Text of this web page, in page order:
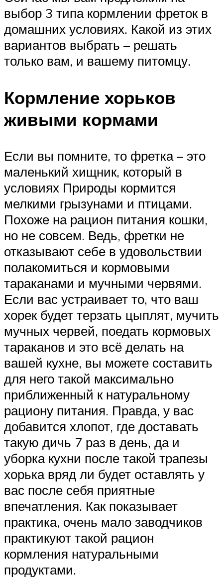
выбор 3 типа кормлении фреток в
домашних условиях. Какой из этих
вариантов выбрать – решать
только вам, и вашему питомцу.
Кормление хорьков
живыми кормами
Если вы помните, то фретка – это
маленький хищник, который в
условиях Природы кормится
мелкими грызунами и птицами.
Похоже на рацион питания кошки,
но не совсем. Ведь, фретки не
отказывают себе в удовольствии
полакомиться и кормовыми
тараканами и мучными червями.
Если вас устраивает то, что ваш
хорек будет терзать цыплят, мучить
мучных червей, поедать кормовых
тараканов и это всё делать на
вашей кухне, вы можете составить
для него такой максимально
приближенный к натуральному
рациону питания. Правда, у вас
добавится хлопот, где доставать
такую дичь 7 раз в день, да и
уборка кухни после такой трапезы
хорька вряд ли будет оставлять у
вас после себя приятные
впечатления. Как показывает
практика, очень мало заводчиков
практикуют такой рацион
кормления натуральными
продуктами.